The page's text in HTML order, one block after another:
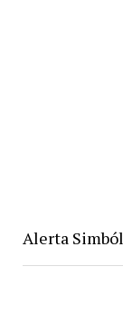
Alerta